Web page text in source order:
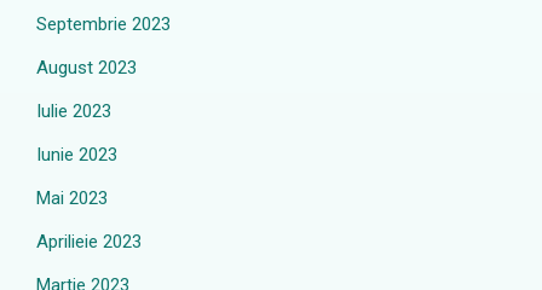
Septembrie 2023
August 2023
Iulie 2023
Iunie 2023
Mai 2023
Aprilieie 2023
Martie 2023